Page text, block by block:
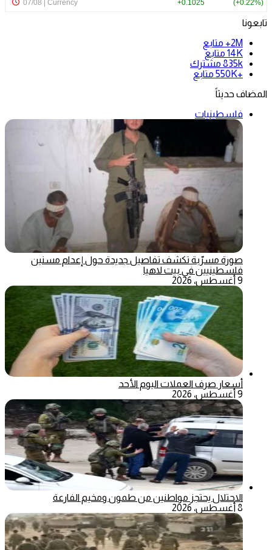
تابعونا
2M+
متابع
14K متابع
835k مشترك
+550K
متابع
المضاف حديثاً
فلسطينيات
صورة مسرّبة تكشف تفاصيل جديدة حول إعدام مسنين
فلسطينيين في بيت لاهيا
9 أغسطس، 2026
أسعار صرف العملات اليوم الأحد
9 أغسطس، 2026
الاحتلال يحتجز مواطنين من طمون ومخيم الفارعة
8 أغسطس، 2026